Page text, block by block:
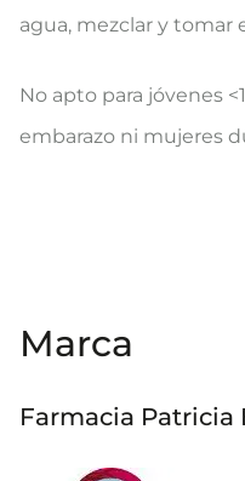
agua, mezclar y tomar
No apto para jóvenes
embarazo ni mujeres
Marca
Farmacia Patricia